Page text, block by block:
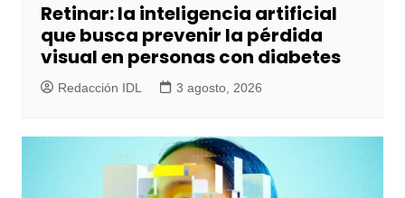
Retinar: la inteligencia artificial
que busca prevenir la pérdida
visual en personas con diabetes
Redacción IDL 3 agosto, 2026